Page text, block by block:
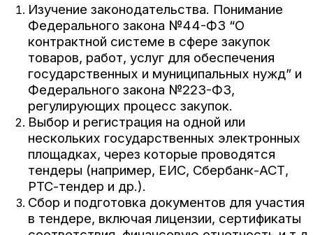
Изучение законодательства. Понимание
Федерального закона №44-ФЗ “О
контрактной системе в сфере закупок
товаров, работ, услуг для обеспечения
государственных и муниципальных нужд” и
Федерального закона №223-ФЗ,
регулирующих процесс закупок.
Выбор и регистрация на одной или
нескольких государственных электронных
площадках, через которые проводятся
тендеры (например, ЕИС, Сбербанк-АСТ,
РТС-тендер и др.).
Сбор и подготовка документов для участия
в тендере, включая лицензии, сертификаты